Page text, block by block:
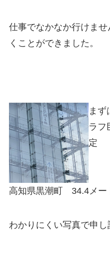
仕事でなかなか行けま
くことができました。
まず
ラフ
定
高知県黒潮町 34.4メー
わかりにくい写真で申